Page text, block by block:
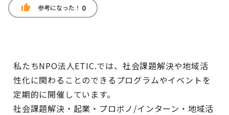
thumb_up 参考になった！ 0
私たちNPO法人ETIC.では、社会課題解決や地域活
性化に関わることのできるプログラムやイベントを
定期的に開催しています。
社会課題解決・起業・プロボノ/インターン・地域活